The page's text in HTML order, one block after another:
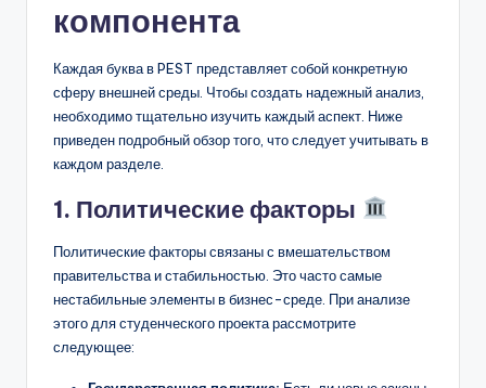
компонента
Каждая буква в PEST представляет собой конкретную
сферу внешней среды. Чтобы создать надежный анализ,
необходимо тщательно изучить каждый аспект. Ниже
приведен подробный обзор того, что следует учитывать в
каждом разделе.
1. Политические факторы
Политические факторы связаны с вмешательством
правительства и стабильностью. Это часто самые
нестабильные элементы в бизнес-среде. При анализе
этого для студенческого проекта рассмотрите
следующее: